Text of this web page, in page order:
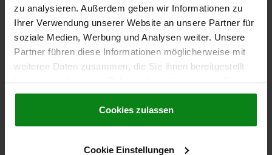
zu analysieren. Außerdem geben wir Informationen zu
Ihrer Verwendung unserer Website an unsere Partner für
soziale Medien, Werbung und Analysen weiter. Unsere
Partner führen diese Informationen möglicherweise mit
weiteren Daten zusammen, die Sie ihnen bereitgestellt
gesammelt haben.Cookie Richtlinien
Datenschutz|AGB
Cookies zulassen
Cookie Einstellungen
plastique